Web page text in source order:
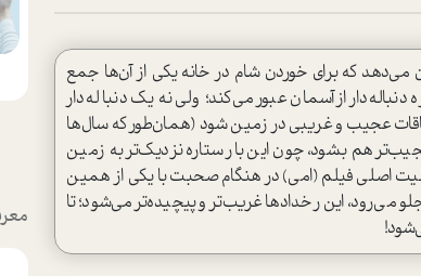
که برای خوردن شام در خانه یکی از آن‌ها جمع
از آسمان عبور می‌کند؛ ولی نه یک دنباله‌دار
عجیب و غریبی در زمین شود (همان‌طور که سال‌ها
هم بشود، چون این بار ستاره نزدیک‌تر به زمین
اصلی فیلم (امی) در هنگام صحبت با یکی از همین
می‌رود، این رخدادها غریب‌تر و پیچیده‌تر می‌شود؛ تا